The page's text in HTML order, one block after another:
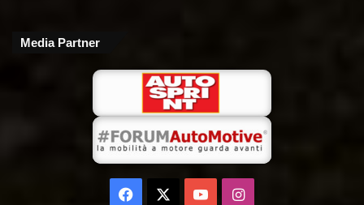
Media Partner
Facebook
You Instagram